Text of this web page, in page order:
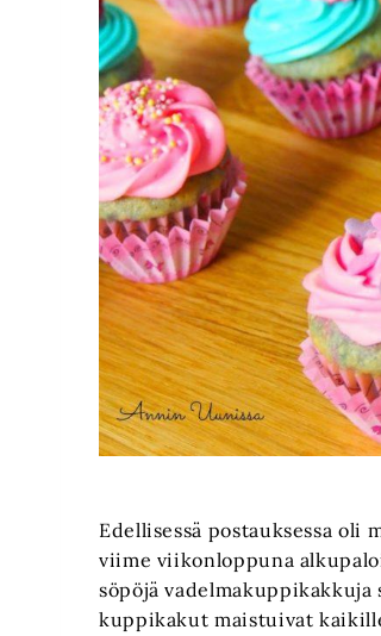
Edellisessä postauksessa
viime viikonloppuna
söpöjä
kuppikakut maistuivat